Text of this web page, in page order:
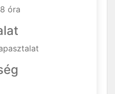
óra